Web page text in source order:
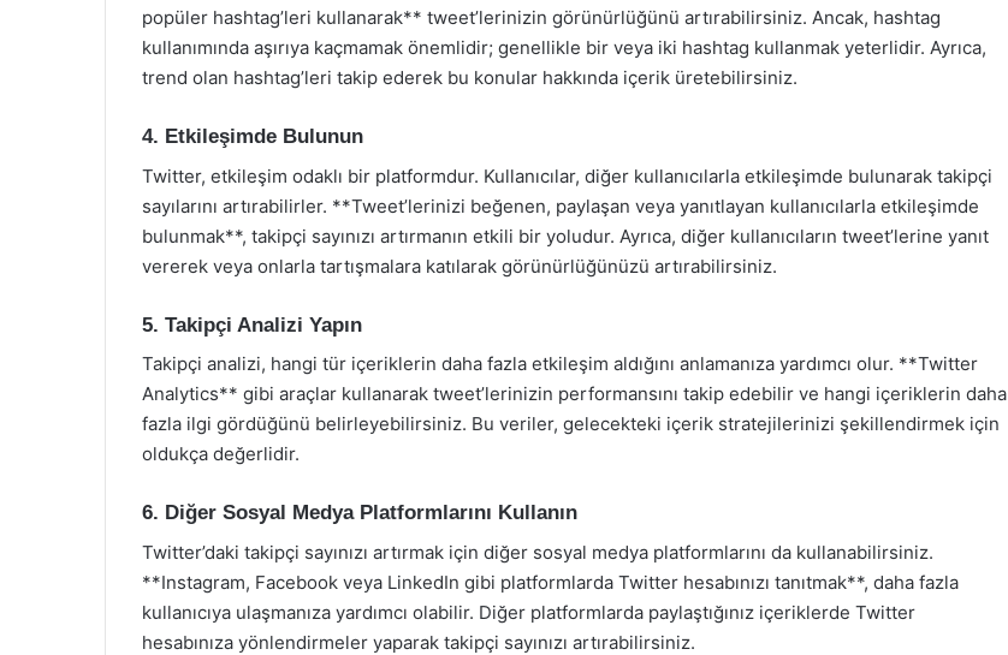
popüler hashtag’leri kullanarak** tweet’lerinizin görünürlüğünü artırabilirsiniz. Ancak, hashtag
kullanımında aşırıya kaçmamak önemlidir; genellikle bir veya iki hashtag kullanmak yeterlidir. Ayrıca,
trend olan hashtag’leri takip ederek bu konular hakkında içerik üretebilirsiniz.
4. Etkileşimde Bulunun
Twitter, etkileşim odaklı bir platformdur. Kullanıcılar, diğer kullanıcılarla etkileşimde bulunarak takipçi
sayılarını artırabilirler. **Tweet’lerinizi beğenen, paylaşan veya yanıtlayan kullanıcılarla etkileşimde
bulunmak**, takipçi sayınızı artırmanın etkili bir yoludur. Ayrıca, diğer kullanıcıların tweet’lerine yanıt
vererek veya onlarla tartışmalara katılarak görünürlüğünüzü artırabilirsiniz.
5. Takipçi Analizi Yapın
Takipçi analizi, hangi tür içeriklerin daha fazla etkileşim aldığını anlamanıza yardımcı olur. **Twitter
Analytics** gibi araçlar kullanarak tweet’lerinizin performansını takip edebilir ve hangi içeriklerin daha
fazla ilgi gördüğünü belirleyebilirsiniz. Bu veriler, gelecekteki içerik stratejilerinizi şekillendirmek için
oldukça değerlidir.
6. Diğer Sosyal Medya Platformlarını Kullanın
Twitter’daki takipçi sayınızı artırmak için diğer sosyal medya platformlarını da kullanabilirsiniz.
**Instagram, Facebook veya LinkedIn gibi platformlarda Twitter hesabınızı tanıtmak**, daha fazla
kullanıcıya ulaşmanıza yardımcı olabilir. Diğer platformlarda paylaştığınız içeriklerde Twitter
hesabınıza yönlendirmeler yaparak takipçi sayınızı artırabilirsiniz.